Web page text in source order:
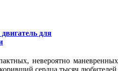
для
невероятно маневренных